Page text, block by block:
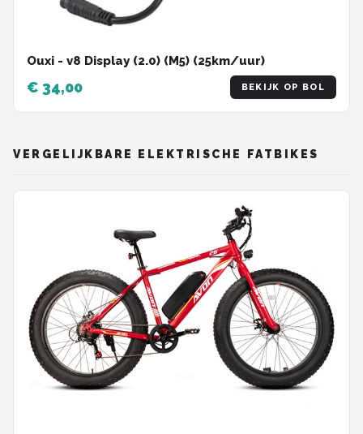
Ouxi - v8 Display (2.0) (M5) (25km/uur)
€ 34,00 BEKIJK OP BOL
VERGELIJKBARE ELEKTRISCHE FATBIKES